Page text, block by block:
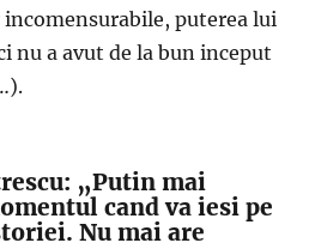
puterea lui
nu a avut de la bun inceput
„Putin mai
cand va iesi pe
Nu mai are